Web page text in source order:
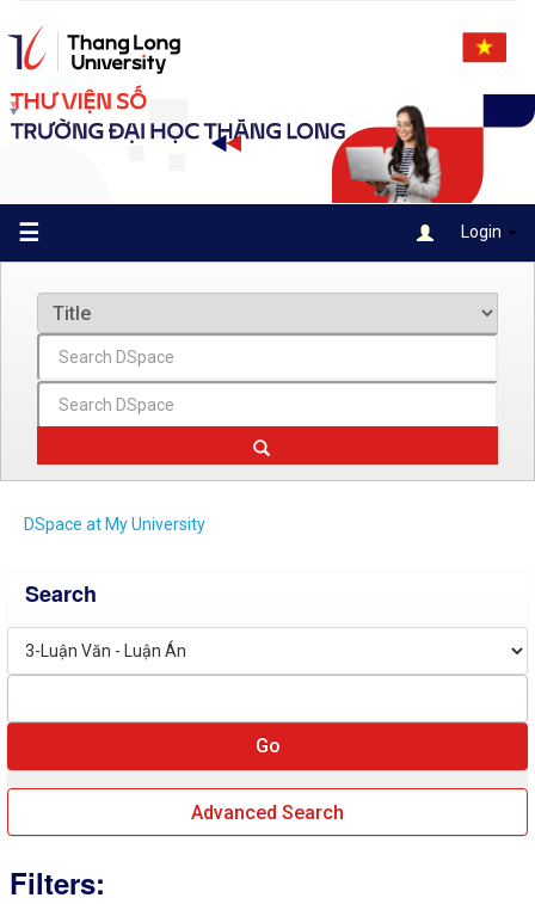
navigation
☰ Login
DSpace at My University
Search
Advanced Search
Filters: